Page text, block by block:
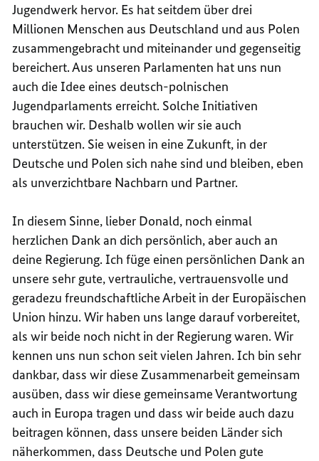
Jugendwerk hervor. Es hat seitdem über drei
Millionen Menschen aus Deutschland und aus Polen
zusammengebracht und miteinander und gegenseitig
bereichert. Aus unseren Parlamenten hat uns nun
auch die Idee eines deutsch-polnischen
Jugendparlaments erreicht. Solche Initiativen
brauchen wir. Deshalb wollen wir sie auch
unterstützen. Sie weisen in eine Zukunft, in der
Deutsche und Polen sich nahe sind und bleiben, eben
als unverzichtbare Nachbarn und Partner.
In diesem Sinne, lieber Donald, noch einmal
herzlichen Dank an dich persönlich, aber auch an
deine Regierung. Ich füge einen persönlichen Dank an
unsere sehr gute, vertrauliche, vertrauensvolle und
geradezu freundschaftliche Arbeit in der Europäischen
Union hinzu. Wir haben uns lange darauf vorbereitet,
als wir beide noch nicht in der Regierung waren. Wir
kennen uns nun schon seit vielen Jahren. Ich bin sehr
dankbar, dass wir diese Zusammenarbeit gemeinsam
ausüben, dass wir diese gemeinsame Verantwortung
auch in Europa tragen und dass wir beide auch dazu
beitragen können, dass unsere beiden Länder sich
näherkommen, dass Deutsche und Polen gute